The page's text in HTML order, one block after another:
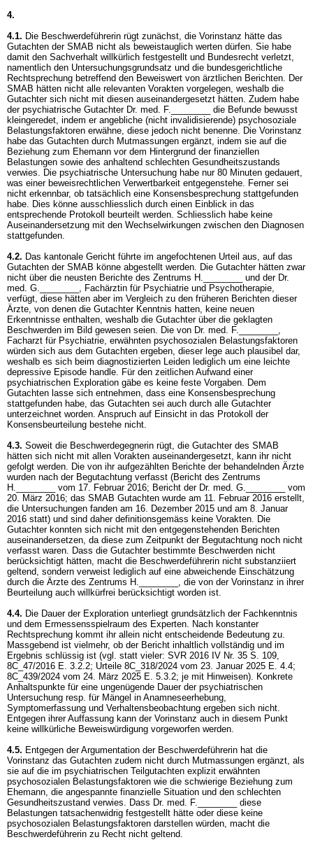
4.
4.1. Die Beschwerdeführerin rügt zunächst, die Vorinstanz hätte das
Gutachten der SMAB nicht als beweistauglich werten dürfen. Sie habe
damit den Sachverhalt willkürlich festgestellt und Bundesrecht verletzt,
namentlich den Untersuchungsgrundsatz und die bundesgerichtliche
Rechtsprechung betreffend den Beweiswert von ärztlichen Berichten. Der
SMAB hätten nicht alle relevanten Vorakten vorgelegen, weshalb die
Gutachter sich nicht mit diesen auseinandergesetzt hätten. Zudem habe
der psychiatrische Gutachter Dr. med. F.________ die Befunde bewusst
kleingeredet, indem er angebliche (nicht invalidisierende) psychosoziale
Belastungsfaktoren erwähne, diese jedoch nicht benenne. Die Vorinstanz
habe das Gutachten durch Mutmassungen ergänzt, indem sie auf die
Beziehung zum Ehemann vor dem Hintergrund der finanziellen
Belastungen sowie des anhaltend schlechten Gesundheitszustands
verwies. Die psychiatrische Untersuchung habe nur 80 Minuten gedauert,
was einer beweisrechtlichen Verwertbarkeit entgegenstehe. Ferner sei
nicht erkennbar, ob tatsächlich eine Konsensbesprechung stattgefunden
habe. Dies könne ausschliesslich durch einen Einblick in das
entsprechende Protokoll beurteilt werden. Schliesslich habe keine
Auseinandersetzung mit den Wechselwirkungen zwischen den Diagnosen
stattgefunden.
4.2. Das kantonale Gericht führte im angefochtenen Urteil aus, auf das
Gutachten der SMAB könne abgestellt werden. Die Gutachter hätten zwar
nicht über die neusten Berichte des Zentrums H.________ und der Dr.
med. G.________, Fachärztin für Psychiatrie und Psychotherapie,
verfügt, diese hätten aber im Vergleich zu den früheren Berichten dieser
Ärzte, von denen die Gutachter Kenntnis hatten, keine neuen
Erkenntnisse enthalten, weshalb die Gutachter über die geklagten
Beschwerden im Bild gewesen seien. Die von Dr. med. F.________,
Facharzt für Psychiatrie, erwähnten psychosozialen Belastungsfaktoren
würden sich aus dem Gutachten ergeben, dieser lege auch plausibel dar,
weshalb es sich beim diagnostizierten Leiden lediglich um eine leichte
depressive Episode handle. Für den zeitlichen Aufwand einer
psychiatrischen Exploration gäbe es keine feste Vorgaben. Dem
Gutachten lasse sich entnehmen, dass eine Konsensbesprechung
stattgefunden habe, das Gutachten sei auch durch alle Gutachter
unterzeichnet worden. Anspruch auf Einsicht in das Protokoll der
Konsensbeurteilung bestehe nicht.
4.3. Soweit die Beschwerdegegnerin rügt, die Gutachter des SMAB
hätten sich nicht mit allen Vorakten auseinandergesetzt, kann ihr nicht
gefolgt werden. Die von ihr aufgezählten Berichte der behandelnden Ärzte
wurden nach der Begutachtung verfasst (Bericht des Zentrums
H.________ vom 17. Februar 2016; Bericht der Dr. med. G.________ vom
20. März 2016; das SMAB Gutachten wurde am 11. Februar 2016 erstellt,
die Untersuchungen fanden am 16. Dezember 2015 und am 8. Januar
2016 statt) und sind daher definitionsgemäss keine Vorakten. Die
Gutachter konnten sich nicht mit den entgegenstehenden Berichten
auseinandersetzen, da diese zum Zeitpunkt der Begutachtung noch nicht
verfasst waren. Dass die Gutachter bestimmte Beschwerden nicht
berücksichtigt hätten, macht die Beschwerdeführerin nicht substanziiert
geltend, sondern verweist lediglich auf eine abweichende Einschätzung
durch die Ärzte des Zentrums H.________, die von der Vorinstanz in ihrer
Beurteilung auch willkürfrei berücksichtigt worden ist.
4.4. Die Dauer der Exploration unterliegt grundsätzlich der Fachkenntnis
und dem Ermessensspielraum des Experten. Nach konstanter
Rechtsprechung kommt ihr allein nicht entscheidende Bedeutung zu.
Massgebend ist vielmehr, ob der Bericht inhaltlich vollständig und im
Ergebnis schlüssig ist (vgl. statt vieler: SVR 2016 IV Nr. 35 S. 109,
8C_47/2016 E. 3.2.2; Urteile 8C_318/2024 vom 23. Januar 2025 E. 4.4;
8C_439/2024 vom 24. März 2025 E. 5.3.2; je mit Hinweisen). Konkrete
Anhaltspunkte für eine ungenügende Dauer der psychiatrischen
Untersuchung resp. für Mängel in Anamneseerhebung,
Symptomerfassung und Verhaltensbeobachtung ergeben sich nicht.
Entgegen ihrer Auffassung kann der Vorinstanz auch in diesem Punkt
keine willkürliche Beweiswürdigung vorgeworfen werden.
4.5. Entgegen der Argumentation der Beschwerdeführerin hat die
Vorinstanz das Gutachten zudem nicht durch Mutmassungen ergänzt, als
sie auf die im psychiatrischen Teilgutachten explizit erwähnten
psychosozialen Belastungsfaktoren wie die schwierige Beziehung zum
Ehemann, die angespannte finanzielle Situation und den schlechten
Gesundheitszustand verwies. Dass Dr. med. F.________ diese
Belastungen tatsachenwidrig festgestellt hätte oder diese keine
psychosozialen Belastungsfaktoren darstellen würden, macht die
Beschwerdeführerin zu Recht nicht geltend.